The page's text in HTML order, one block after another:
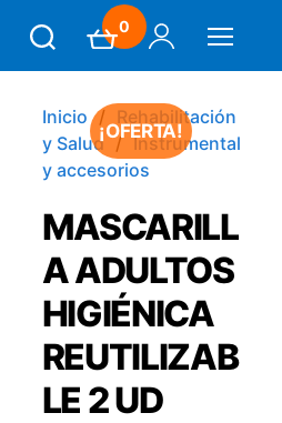
0
Inicio
Rehabilitación
y Salud
Instrumental
y accesorios
MASCARILL
A ADULTOS
HIGIÉNICA
REUTILIZAB
LE 2 UD
¡OFERTA!